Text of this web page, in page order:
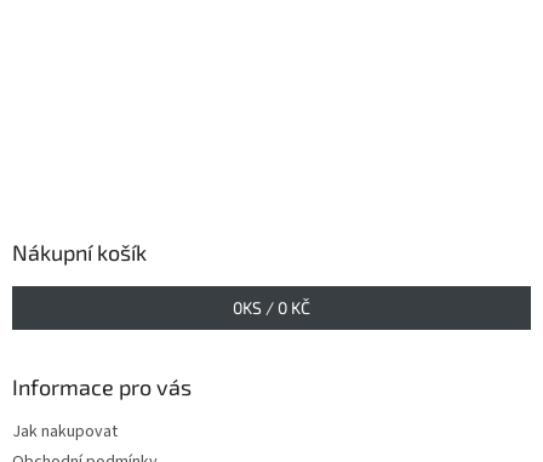
Nákupní košík
0KS / 0 KČ
Informace pro vás
Jak nakupovat